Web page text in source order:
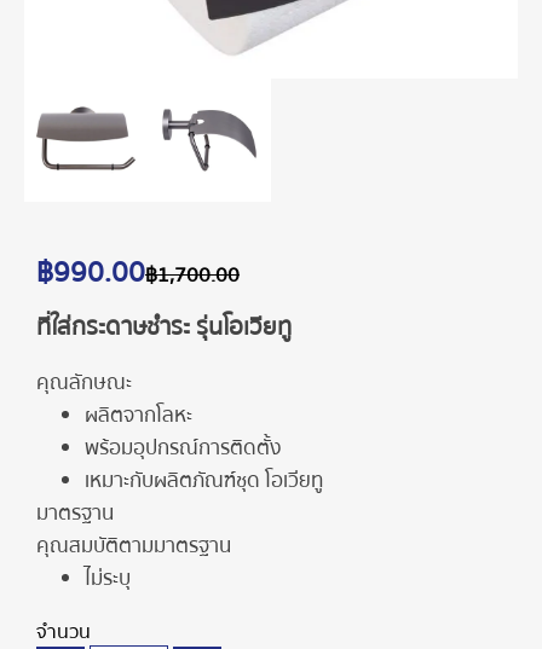
฿1,700.00
฿990.00
ที่ใส่กระดาษชำระ รุ่นโอเวียทู
คุณลักษณะ
ผลิตจากโลหะ
พร้อมอุปกรณ์การติดตั้ง
เหมาะกับผลิตภัณฑ์ชุด โอเวียทู
มาตรฐาน
คุณสมบัติตามมาตรฐาน
ไม่ระบุ
จำนวน